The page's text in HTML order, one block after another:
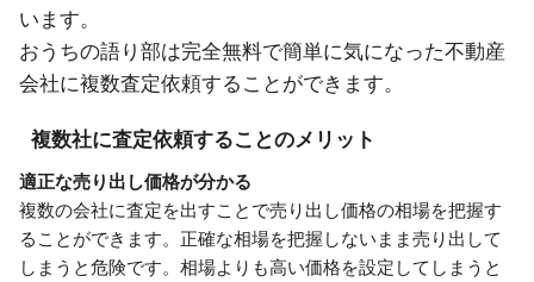
います。
おうちの語り部は完全無料で簡単に気になった不動産
会社に複数査定依頼することができます。
複数社に査定依頼することのメリット
適正な売り出し価格が分かる
複数の会社に査定を出すことで売り出し価格の相場を把握す
ることができます。正確な相場を把握しないまま売り出して
しまうと危険です。相場よりも高い価格を設定してしまうと